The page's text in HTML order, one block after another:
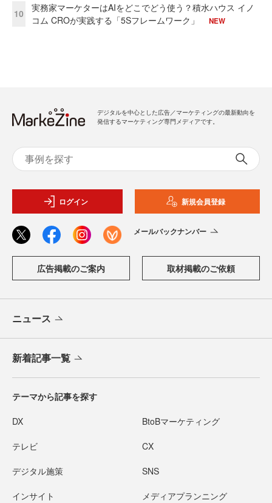
10
実務家マーケターはAIをどこでどう使う？積水ハウス イノ
コム CROが実践する「5Sフレームワーク」
NEW
デジタルを中心とした広告／マーケティングの最新動向を
発信するマーケティング専門メディアです。
ログイン 新規会員登録
メールバックナンバー
広告掲載のご案内 取材掲載のご依頼
ニュース
新着記事一覧
テーマから記事を探す
DX BtoBマーケティング
テレビ CX
デジタル施策 SNS
インサイト メディアプランニング